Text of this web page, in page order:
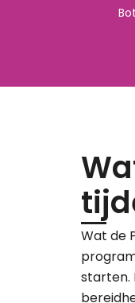
Wat de
starten.